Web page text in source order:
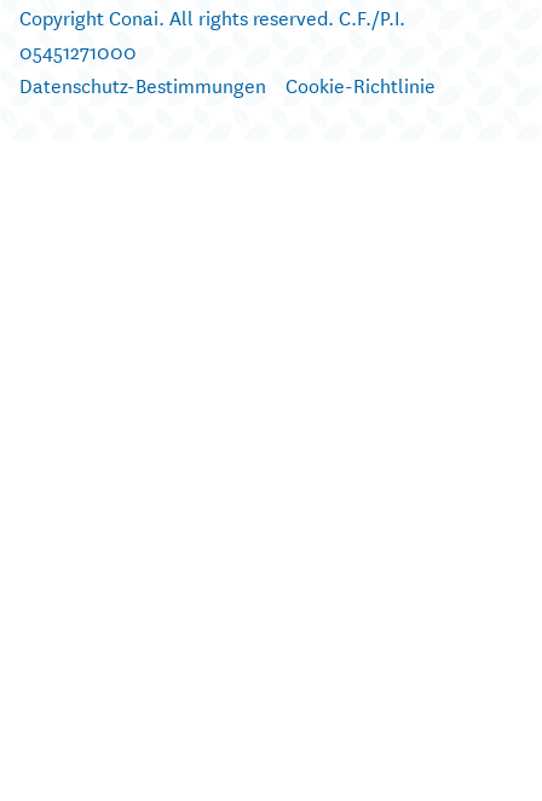
Copyright Conai. All rights reserved. C.F./P.I.
05451271000
Datenschutz-Bestimmungen
Cookie-Richtlinie